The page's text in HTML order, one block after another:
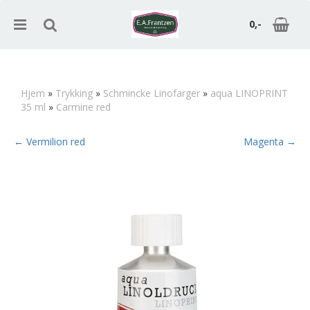
0,-
Hjem » Trykking » Schmincke Linofarger » aqua LINOPRINT
35 ml » Carmine red
Magenta →
← Vermilion red
Trykk ENTER for å søke